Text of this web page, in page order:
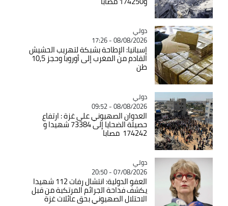
Catégorie
دولي
08/08/2026 - 17:26
إسبانيا: الإطاحة بشبكة لتهريب الحشيش
القادم من المغرب إلى أوروبا وحجز 10,5
طن
Catégorie
دولي
08/08/2026 - 09:52
العدوان الصهيوني على غزة : ارتفاع
حصيلة الضحايا إلى 73384 شهيدا و
174242 مصابا
Catégorie
دولي
07/08/2026 - 20:50
العفو الدولية: انتشال رفات 112 شهيدا
يكشف فداحة الجرائم المرتكبة من قبل
الاحتلال الصهيوني بحق عائلات غزة